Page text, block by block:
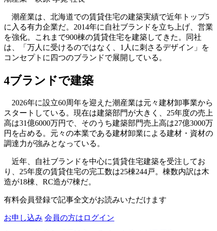
潮産業は、北海道での賃貸住宅の建築実績で近年トップ5
に入る有力企業だ。2014年に自社ブランドを立ち上げ、営業
を強化。これまで900棟の賃貸住宅を建築してきた。同社
は、「万人に受けるのではなく、1人に刺さるデザイン」を
コンセプトに四つのブランドで展開している。
4ブランドで建築
2026年に設立60周年を迎えた潮産業は元々建材卸事業から
スタートしている。現在は建築部門が大きく、25年度の売上
高は31億6000万円で、そのうち建築部門売上高は27億3000万
円を占める。元々の本業である建材卸業による建材・資材の
調達力が強みとなっている。
近年、自社ブランドを中心に賃貸住宅建築を受注してお
り、25年度の賃貸住宅の完工数は25棟244戸。棟数内訳は木
造が18棟、RC造が7棟だ。
有料会員登録で記事全文がお読みいただけます
お申し込み 会員の方はログイン